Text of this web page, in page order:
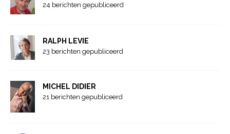
24 berichten gepubliceerd
RALPH LEVIE
23 berichten gepubliceerd
MICHEL DIDIER
21 berichten gepubliceerd